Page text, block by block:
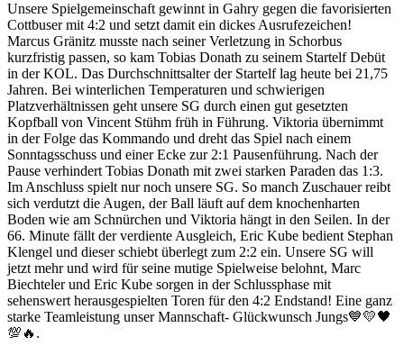
Unsere Spielgemeinschaft gewinnt in Gahry gegen die favorisierten
Cottbuser mit 4:2 und setzt damit ein dickes Ausrufezeichen!
Marcus Gränitz musste nach seiner Verletzung in Schorbus
kurzfristig passen, so kam Tobias Donath zu seinem Startelf Debüt
in der KOL. Das Durchschnittsalter der Startelf lag heute bei 21,75
Jahren. Bei winterlichen Temperaturen und schwierigen
Platzverhältnissen geht unsere SG durch einen gut gesetzten
Kopfball von Vincent Stühm früh in Führung. Viktoria übernimmt
in der Folge das Kommando und dreht das Spiel nach einem
Sonntagsschuss und einer Ecke zur 2:1 Pausenführung. Nach der
Pause verhindert Tobias Donath mit zwei starken Paraden das 1:3.
Im Anschluss spielt nur noch unsere SG. So manch Zuschauer reibt
sich verdutzt die Augen, der Ball läuft auf dem knochenharten
Boden wie am Schnürchen und Viktoria hängt in den Seilen. In der
66. Minute fällt der verdiente Ausgleich, Eric Kube bedient Stephan
Klengel und dieser schiebt überlegt zum 2:2 ein. Unsere SG will
jetzt mehr und wird für seine mutige Spielweise belohnt, Marc
Biechteler und Eric Kube sorgen in der Schlussphase mit
sehenswert herausgespielten Toren für den 4:2 Endstand! Eine ganz
starke Teamleistung unser Mannschaft- Glückwunsch Jungs💙💛🖤
💯🔥.